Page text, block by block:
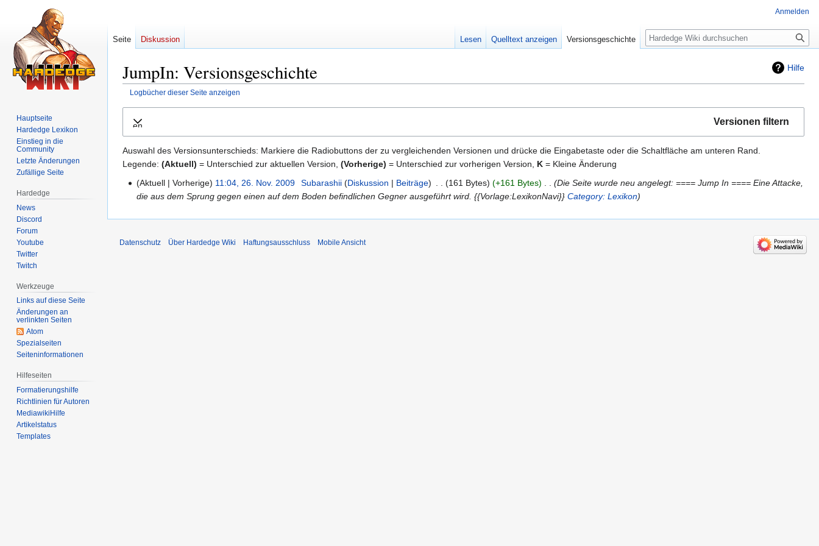
Hilfe
JumpIn: Versionsgeschichte
Logbücher dieser Seite anzeigen
Navigation
Suche
Versionen filtern
Ausklappen
Auswahl des Versionsunterschieds: Markiere die Radiobuttons der zu vergleichenden Versionen und drücke die Eingabetaste oder die Schaltfläche am unteren Rand.
Legende: (Aktuell) = Unterschied zur aktuellen Version, (Vorherige) = Unterschied zur vorherigen Version, K = Kleine Änderung
26.
November
Aktuell Vorherige 11:04, 26. Nov. 2009 Subarashii Diskussion Beiträge 161 Bytes +161 Bytes
Die Seite wurde neu angelegt: ==== Jump In ==== Eine Attacke,
die aus dem Sprung gegen einen auf dem Boden befindlichen Gegner ausgeführt wird. {{Vorlage:LexikonNavi}}Category: Lexikon
Anmelden
Seite Diskussion Lesen Quelltext anzeigen Versionsgeschichte Suche
Hauptseite
Hardedge Lexikon
Einstieg in die
Community
Letzte Änderungen
Zufällige Seite
Hardedge
News
Discord
Forum
Youtube
Twitter
Twitch
Werkzeuge
Links auf diese Seite
Änderungen an
verlinkten Seiten
Atom
Spezialseiten
Seiten­informationen
Hilfeseiten
Formatierungshilfe
Richtlinien für Autoren
MediawikiHilfe
Artikelstatus
Templates
Datenschutz Über Hardedge Wiki Haftungsausschluss Mobile Ansicht